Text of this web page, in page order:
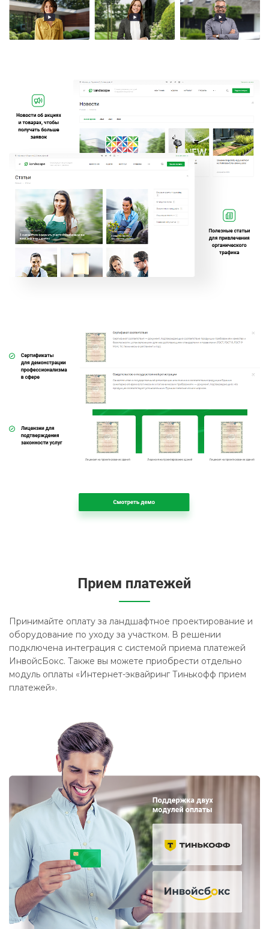
Принимайте оплату за ландшафтное проектирование и
оборудование по уходу за участком. В решении
подключена интеграция с системой приема платежей
ИнвойсБокс. Также вы можете приобрести отдельно
модуль оплаты «Интернет-эквайринг Тинькофф прием
платежей».